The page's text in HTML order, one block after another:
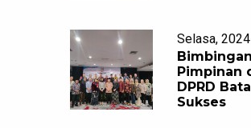
Selasa,
Pimpinan
DPRD
Sukses